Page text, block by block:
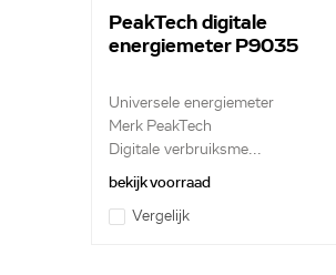
PeakTech digitale
energiemeter P9035
Universele energiemeter
Merk PeakTech
Digitale verbruiksme...
bekijk voorraad
Vergelijk